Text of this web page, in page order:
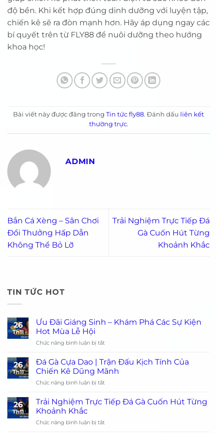
độ bền. Khi kết hợp đúng dinh dưỡng với luyện tập,
chiến kê sẽ ra đòn mạnh hơn. Hãy áp dụng ngay các
bí quyết trên từ FLY88 để nuôi dưỡng theo hướng
khoa học!
Bài viết này được đăng trong Tin tức fly88. Đánh dấu liên kết
thường trực.
ADMIN
Bắn Cá Xèng – Sân Chơi
Đổi Thưởng Hấp Dẫn
Không Thể Bỏ Lỡ
Trải Nghiệm Trực Tiếp Đá
Gà Cuốn Hút Từng
Khoảnh Khắc
TIN TỨC HOT
26
Th11
Ưu Đãi Giáng Sinh – Khám Phá Các Sự Kiện
Hot Mùa Lễ Hội
Chức năng bình luận bị tắtở
Đãi
Giáng
Sinh
–
Phá
Kiện
26
Th11
Đá Gà Cựa Dao | Trận Đấu Kịch Tính Của
Chiến Kê Dũng Mãnh
Chức năng bình luận bị tắtở
Gà
|
26
Th11
Trải Nghiệm Trực Tiếp Đá Gà Cuốn Hút Từng
Khoảnh Khắc
Chức năng bình luận bị tắtở